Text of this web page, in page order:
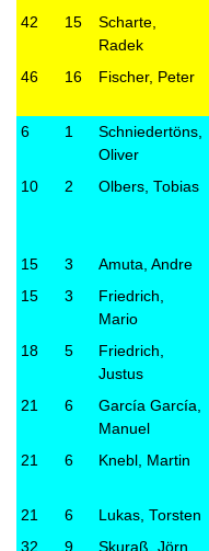
42 15
Scharte,
Radek
46 16 Fischer, Peter
6 1
Schniedertöns,
Oliver
10 2 Olbers, Tobias
15 3 Amuta, Andre
15
3
Friedrich,
Mario
18 5
Friedrich,
Justus
21 6
García García,
Manuel
21 6 Knebl, Martin
21 6 Lukas, Torsten
32
9 Skuraß, Jörn